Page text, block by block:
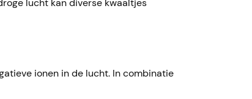
lucht kan diverse kwaaltjes
ionen in de lucht. In combinatie